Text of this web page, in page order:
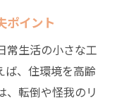
ポイント
常生活の小さな工
ば、住環境を高齢
、転倒や怪我のリ